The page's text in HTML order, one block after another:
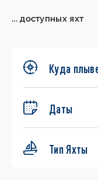
...доступных яхт
Куда
Даты
Тип Яхты